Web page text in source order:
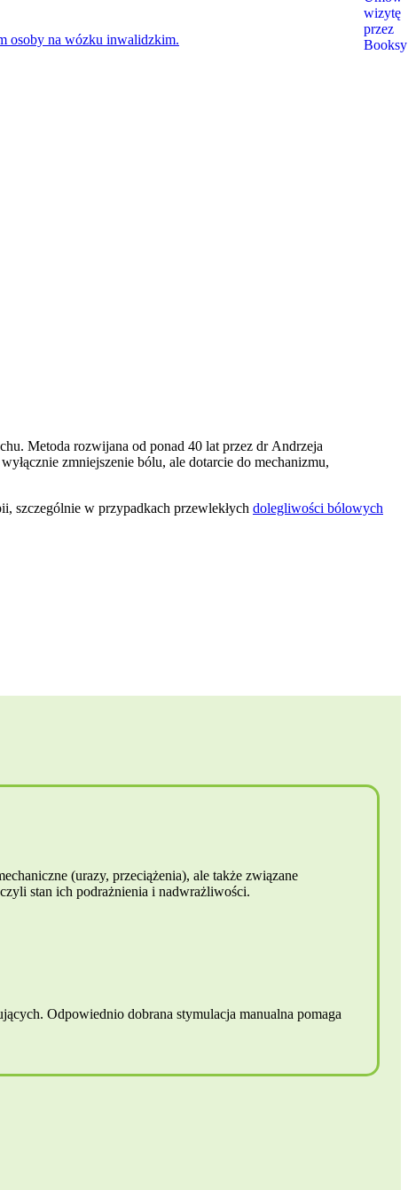
Metoda rozwijana od ponad 40 lat przez dr Andrzeja
zmniejszenie bólu, ale dotarcie do mechanizmu,
szczególnie w przypadkach przewlekłych dolegliwości bólowych
(urazy, przeciążenia), ale także związane
stan ich podrażnienia i nadwrażliwości.
Odpowiednio dobrana stymulacja manualna pomaga